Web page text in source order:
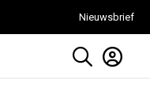
Nieuwsbrief